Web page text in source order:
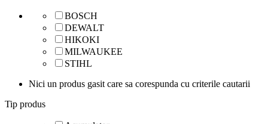
BOSCH
DEWALT
HIKOKI
MILWAUKEE
STIHL
Nici un produs gasit care sa corespunda cu criterile cautarii
Tip produs